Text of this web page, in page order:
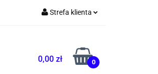
Strefa klienta
Zarejestruj się
Dodaj zgłoszenie
0,00 zł 0